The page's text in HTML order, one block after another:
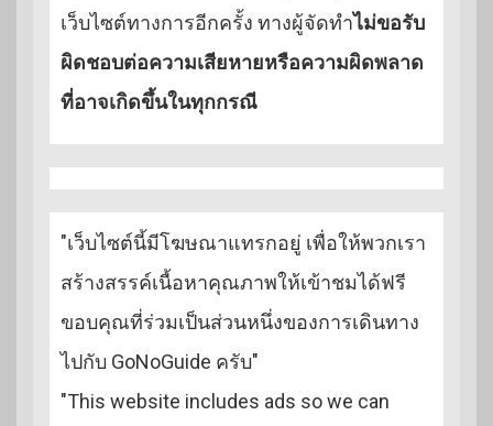
เว็บไซต์ทางการอีกครั้ง ทางผู้จัดทำไม่ขอรับ
ผิดชอบต่อความเสียหายหรือความผิดพลาด
ที่อาจเกิดขึ้นในทุกกรณี
"เว็บไซต์นี้มีโฆษณาแทรกอยู่ เพื่อให้พวกเรา
สร้างสรรค์เนื้อหาคุณภาพให้เข้าชมได้ฟรี
ขอบคุณที่ร่วมเป็นส่วนหนึ่งของการเดินทาง
ไปกับ GoNoGuide ครับ"
"This website includes ads so we can